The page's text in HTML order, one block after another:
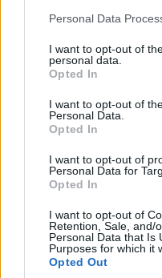
Please note that this
not limited to your visit or
grant or deny consent to
use your data for below
consent section.
Personal Data
I want to opt-out of
personal data.
Opted In
I want to opt-out of
Personal Data.
Opted In
I want to opt-out of
Personal Data for
Opted In
I want to opt-out of
Retention, Sale, and/
Personal Data that Is
Purposes for which it
Opted Out
το «Albert Einstein
27/07/2026 - 6:31μμ
ΤΕΧΝΟΛΟΓΙΑ & ΕΠΙΣΤΗΜΗ